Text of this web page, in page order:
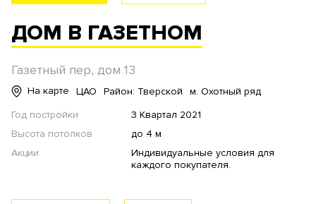
ДОМ В ГАЗЕТНОМ
Газетный пер, дом 13
На карте ЦАО Район: Тверской
м. Охотный ряд
Год постройки
3 Квартал 2021
Высота потолков
до 4 м
Акции
Индивидуальные условия для
каждого покупателя.